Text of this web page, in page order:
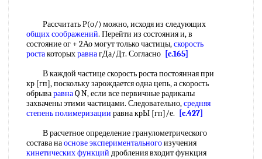
Рассчитать Р(о/) можно, исходя из следующих
общих соображений. Перейти из состояния и, в
состояние ог + 2Ао могут только частицы,скорость
ростакоторыхравнагДа/Дт. Согласно [c.165]
В каждой частице скорость роста постоянная при
кр [гп], поскольку зарождается одна цепь, а скорость
обрываравнаQ N, если все первичные радикалы
захвачены этими частицами. Следовательно,средняя
степень полимеризации равна крЫ [гп]/е.
[c.427]
В расчетное определение гранулометрического
состава наоснове экспериментальногоизучения
кинетических функций дробления входит функция